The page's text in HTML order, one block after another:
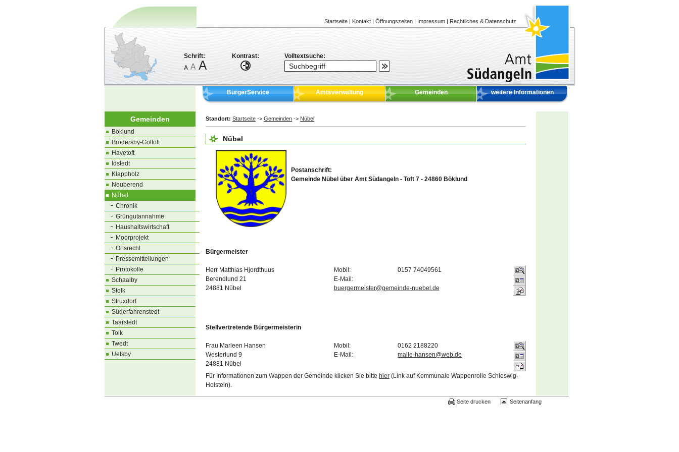
Startseite| Kontakt| Öffnungszeiten| Impressum| Rechtliches & Datenschutz
Schrift: Kontrast: Volltextsuche:
BürgerService Amtsverwaltung Gemeinden weitere Informationen
Gemeinden
Böklund
Brodersby-Goltoft
Havetoft
Idstedt
Klappholz
Neuberend
Nübel
Chronik
Grüngutannahme
Haushaltswirtschaft
Moorprojekt
Ortsrecht
Pressemitteilungen
Protokolle
Schaalby
Stolk
Struxdorf
Süderfahrenstedt
Taarstedt
Tolk
Twedt
Uelsby
Standort: Startseite -> Gemeinden -> Nübel
Nübel
Postanschrift:
Gemeinde Nübel über Amt Südangeln - Toft 7 - 24860 Böklund
Bürgermeister
Herr Matthias Hjordthuus
Berendlund 21
24881 Nübel
Mobil:
0157 74049561
E-Mail:
buergermeister@gemeinde-nuebel.de
Stellvertretende Bürgermeisterin
Frau Marleen Hansen
Westerlund 9
24881 Nübel
Mobil:
0162 2188220
E-Mail:
malle-hansen@web.de
Für Informationen zum Wappen der Gemeinde klicken Sie bitte hier (Link auf Kommunale Wappenrolle Schleswig-
Holstein).
Seite drucken Seitenanfang